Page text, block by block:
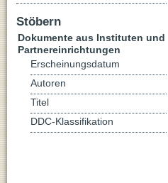
Stöbern
Dokumente aus Instituten und
Partnereinrichtungen
Erscheinungsdatum
Autoren
Titel
DDC-Klassifikation